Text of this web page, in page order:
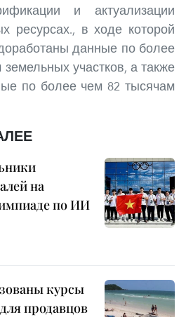
и актуализации
ресурсах., в ходе которой
данные по более
участков, а также
по более чем 82 тысячам
на
по ИИ
курсы
продавцов